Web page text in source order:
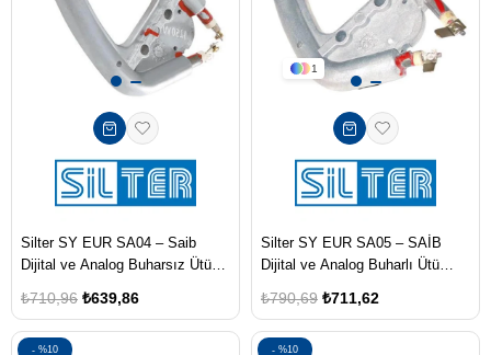
Silter SY EUR SA04 – Saib
Dijital ve Analog Buharsız Ütü
₺639,86
₺710,96
1
Silter SY EUR SA05 – SAİB
Dijital ve Analog Buharlı Ütü
₺711,62
₺790,69
%10 %10